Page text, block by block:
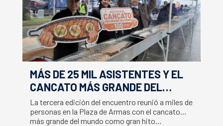
MÁS DE 25 MIL ASISTENTES Y EL
CANCATO MÁS GRANDE DEL
MUNDO MARCAN EXITOSO CIERRE
DE LA SEMANA DEL SALMÓN
La tercera edición del encuentro reunió a miles de
personas en la Plaza de Armas con el cancato
más grande del mundo como gran hito…